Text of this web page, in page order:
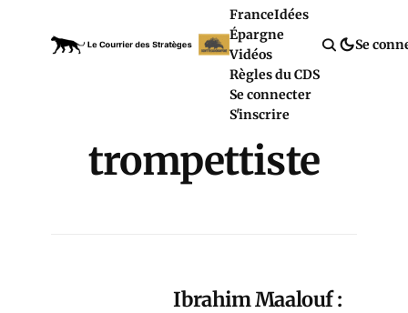
FranceIdées
Épargne
Vidéos
Règles du CDS
Se connecter
S'inscrire
Se
trompettiste
Ibrahim Maalouf :